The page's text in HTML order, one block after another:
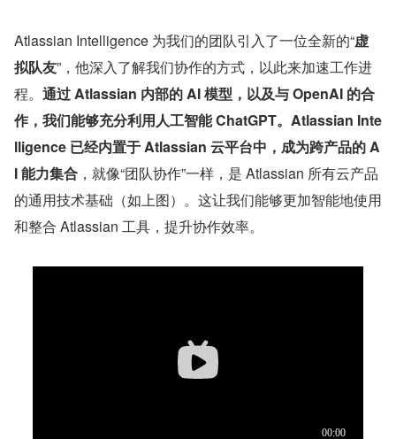
Atlassian Intelligence 为我们的团队引入了一位全新的“虚
拟队友”，他深入了解我们协作的方式，以此来加速工作进
程。 通过 Atlassian 内部的 AI 模型，以及与 OpenAI 的合
作，我们能够充分利用人工智能 ChatGPT。Atlassian Inte
lligence 已经内置于 Atlassian 云平台中，成为跨产品的 A
I 能力集合 ，就像“团队协作”一样，是 Atlassian 所有云产品
的通用技术基础（如上图）。这让我们能够更加智能地使用
和整合 Atlassian 工具，提升协作效率。